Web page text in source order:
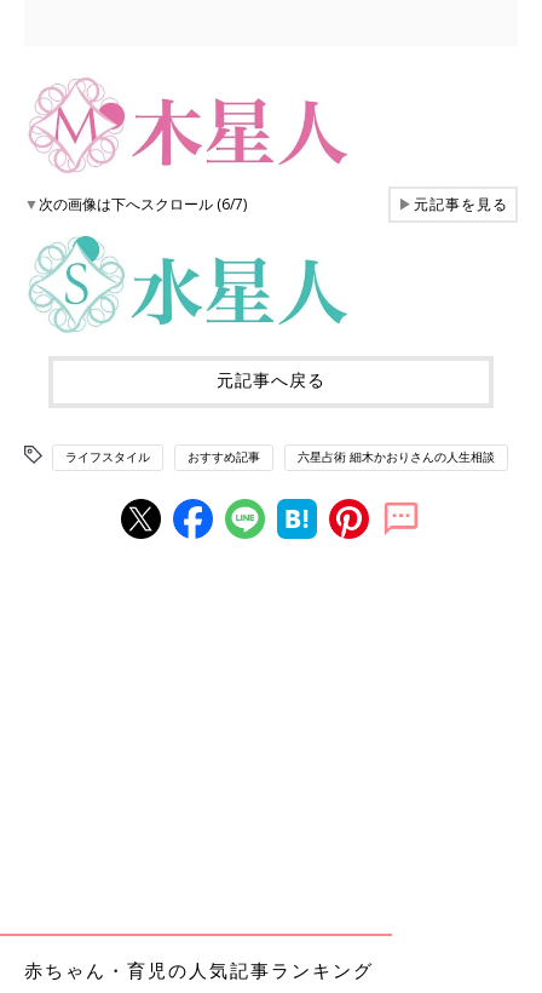
▼次の画像は下へスクロール (6/7) ▶元記事を見る
元記事へ戻る
ライフスタイル おすすめ記事 六星占術 細木かおりさんの人生相談
赤ちゃん・育児の人気記事ランキング